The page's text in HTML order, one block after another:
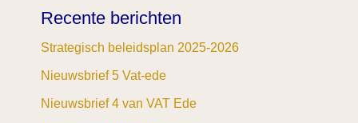
Recente berichten
Strategisch beleidsplan 2025-2026
Nieuwsbrief 5 Vat-ede
Nieuwsbrief 4 van VAT Ede